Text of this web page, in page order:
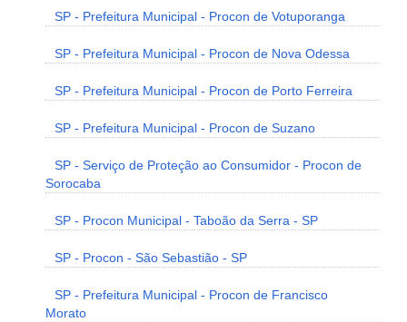
SP - Prefeitura Municipal - Procon de Votuporanga
SP - Prefeitura Municipal - Procon de Nova Odessa
SP - Prefeitura Municipal - Procon de Porto Ferreira
SP - Prefeitura Municipal - Procon de Suzano
SP - Serviço de Proteção ao Consumidor - Procon de
Sorocaba
SP - Procon Municipal - Taboão da Serra - SP
SP - Procon - São Sebastião - SP
SP - Prefeitura Municipal - Procon de Francisco
Morato